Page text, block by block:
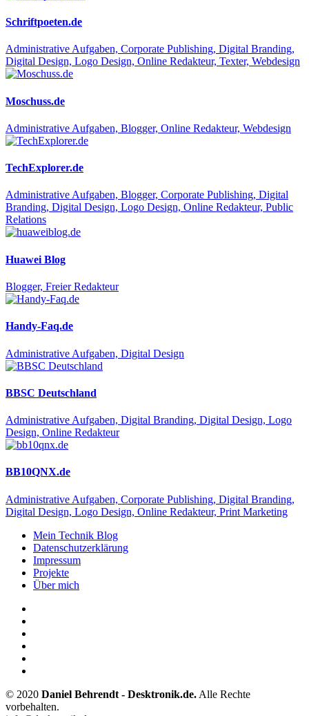
Schriftpoeten.de
Administrative Aufgaben, Corporate Publishing, Digital Branding,
Digital Design, Logo Design, Online Redakteur, Texter, Webdesign
Moschuss.de
Administrative Aufgaben, Blogger, Online Redakteur, Webdesign
TechExplorer.de
Administrative Aufgaben, Blogger, Corporate Publishing, Digital
Branding, Digital Design, Logo Design, Online Redakteur, Public
Relations
Huawei Blog
Blogger, Freier Redakteur
Handy-Faq.de
Administrative Aufgaben, Digital Design
BBSC Deutschland
Administrative Aufgaben, Digital Branding, Digital Design, Logo
Design, Online Redakteur
BB10QNX.de
Administrative Aufgaben, Corporate Publishing, Digital Branding,
Digital Design, Logo Design, Online Redakteur, Print Marketing
Mein Technik Blog
Datenschutzerklärung
Impressum
Projekte
Über mich
© 2020 Daniel Behrendt - Desktronik.de. Alle Rechte
vorbehalten.